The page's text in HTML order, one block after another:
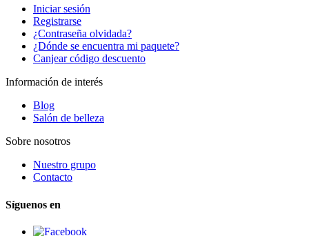
Iniciar sesión
Registrarse
¿Contraseña olvidada?
¿Dónde se encuentra mi paquete?
Canjear código descuento
Información de interés
Blog
Salón de belleza
Sobre nosotros
Nuestro grupo
Contacto
Síguenos en